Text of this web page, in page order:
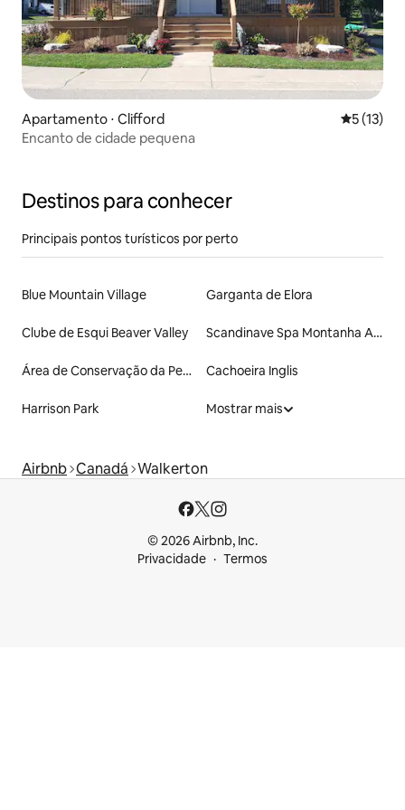
Apartamento ⋅ Clifford 5 de uma
5 (13)
Encanto de cidade pequena
Destinos para conhecer
Principais pontos turísticos por perto
Blue Mountain Village Garganta de Elora
Clube de Esqui Beaver Valley Scandinave Spa Montanha Azul
Área de Conservação da Pedreira Elora Cachoeira Inglis
Harrison Park Mostrar mais
Airbnb Canadá Walkerton
© 2026 Airbnb, Inc.
Privacidade
Termos